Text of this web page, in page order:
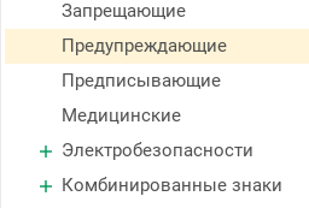
Запрещающие
Предупреждающие
Предписывающие
Медицинские
Электробезопасности
Комбинированные знаки